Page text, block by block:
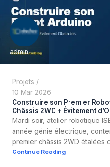
admin
Projets
10 Mar 2026
Construire son Premier
Châssis 2WD + Évitement
Mardi soir, atelier robotique
année génie électrique,
premier châssis 2WD étalées
Continue Reading